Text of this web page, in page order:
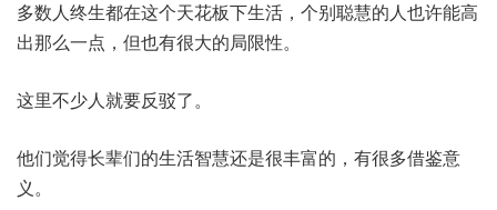
多数人终生都在这个天花板下生活，个别聪慧的人也许能高
出那么一点，但也有很大的局限性。
这里不少人就要反驳了。
他们觉得长辈们的生活智慧还是很丰富的，有很多借鉴意
义。